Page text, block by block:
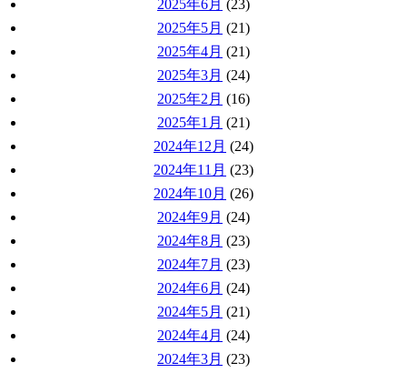
2025年6月 (23)
2025年5月 (21)
2025年4月 (21)
2025年3月 (24)
2025年2月 (16)
2025年1月 (21)
2024年12月 (24)
2024年11月 (23)
2024年10月 (26)
2024年9月 (24)
2024年8月 (23)
2024年7月 (23)
2024年6月 (24)
2024年5月 (21)
2024年4月 (24)
2024年3月 (23)